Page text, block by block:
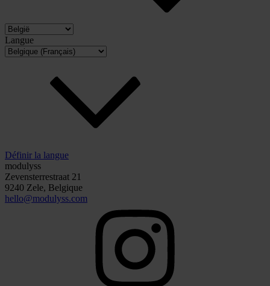
Langue
Définir la langue
modulyss
Zevensterrestraat 21
9240 Zele, Belgique
hello@modulyss.com